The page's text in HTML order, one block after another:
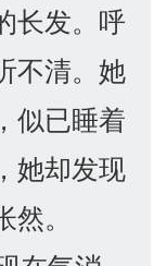
长发。呼
不清。她
似已睡着
她却发现
。